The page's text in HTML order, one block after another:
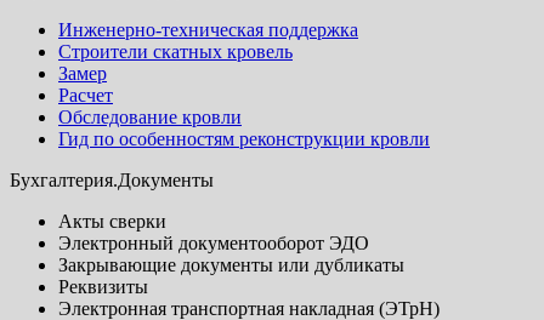
Инженерно-техническая поддержка
Строители скатных кровель
Замер
Расчет
Обследование кровли
Гид по особенностям реконструкции кровли
Бухгалтерия.Документы
Акты сверки
Электронный документооборот ЭДО
Закрывающие документы или дубликаты
Реквизиты
Электронная транспортная накладная (ЭТрН)